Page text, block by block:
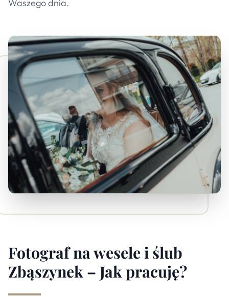
Waszego dnia.
Fotograf na wesele i ślub
Zbąszynek – Jak pracuję?